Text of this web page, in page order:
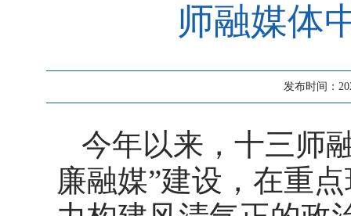
师融媒体
发布时间：
今年以来，十三师
廉融媒”建设，在重